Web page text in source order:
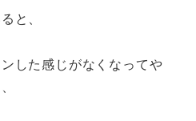
と、
した感じがなくなってや